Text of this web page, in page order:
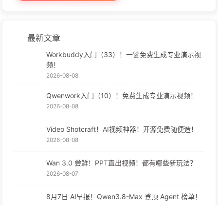
最新文章
Workbuddy入门（33）！一键免费生成专业演示视
频！
2026-08-08
Qwenwork入门（10）！免费生成专业演示视频！
2026-08-08
Video Shotcraft！AI视频神器！开源免费随便造！
2026-08-08
Wan 3.0 尝鲜！PPT直出视频！都有哪些新玩法？
2026-08-07
8月7日 AI早报！Qwen3.8-Max 登顶 Agent 榜单！